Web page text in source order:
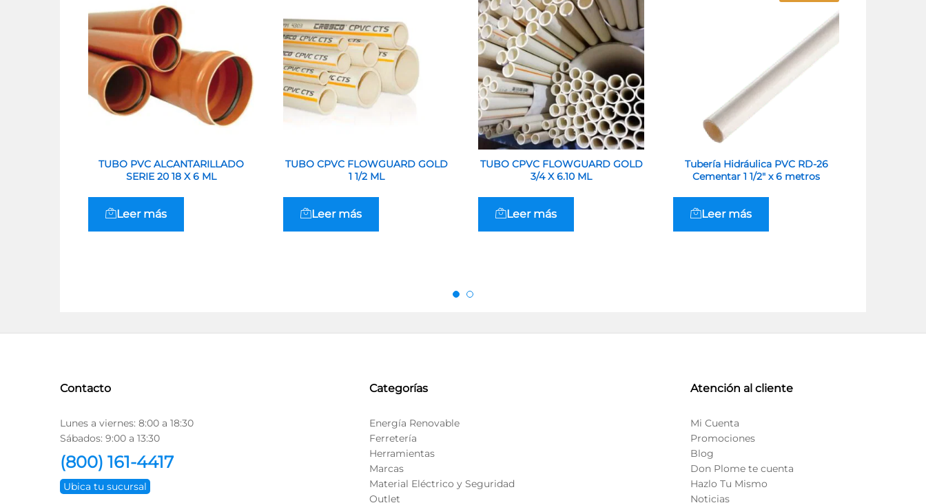
TUBO PVC ALCANTARILLADO
SERIE 20 18 X 6 ML
Leer más
TUBO CPVC FLOWGUARD GOLD
1 1/2 ML
Leer más
TUBO CPVC FLOWGUARD GOLD
3/4 X 6.10 ML
Leer más
Tubería Hidráulica PVC RD-26
Cementar 1 1/2″ x 6 metros
Leer más
Contacto
Lunes a viernes: 8:00 a 18:30
Sábados: 9:00 a 13:30
(800) 161-4417
Ubica tu sucursal
Categorías
Energía Renovable
Ferretería
Herramientas
Marcas
Material Eléctrico y Seguridad
Outlet
Atención al cliente
Mi Cuenta
Promociones
Blog
Don Plome te cuenta
Hazlo Tu Mismo
Noticias